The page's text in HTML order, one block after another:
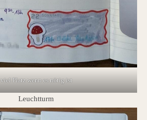
viel Platz wenn es nötig ist
Leuchtturm